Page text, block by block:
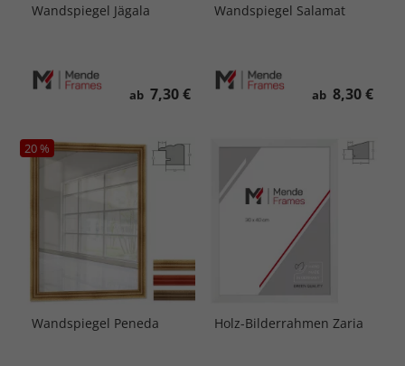
Wandspiegel Jägala
ab 7,30 €
Wandspiegel Salamat
ab 8,30 €
20 %
Wandspiegel Peneda Holz-Bilderrahmen Zaria